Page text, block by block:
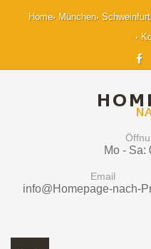
Home München Schweinfurt
Mo - Sa:
Email
info@Homepage-nach-